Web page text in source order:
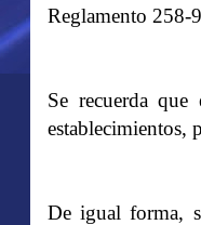
Reglamento 258-
Se recuerda
establecimientos,
De igual forma,